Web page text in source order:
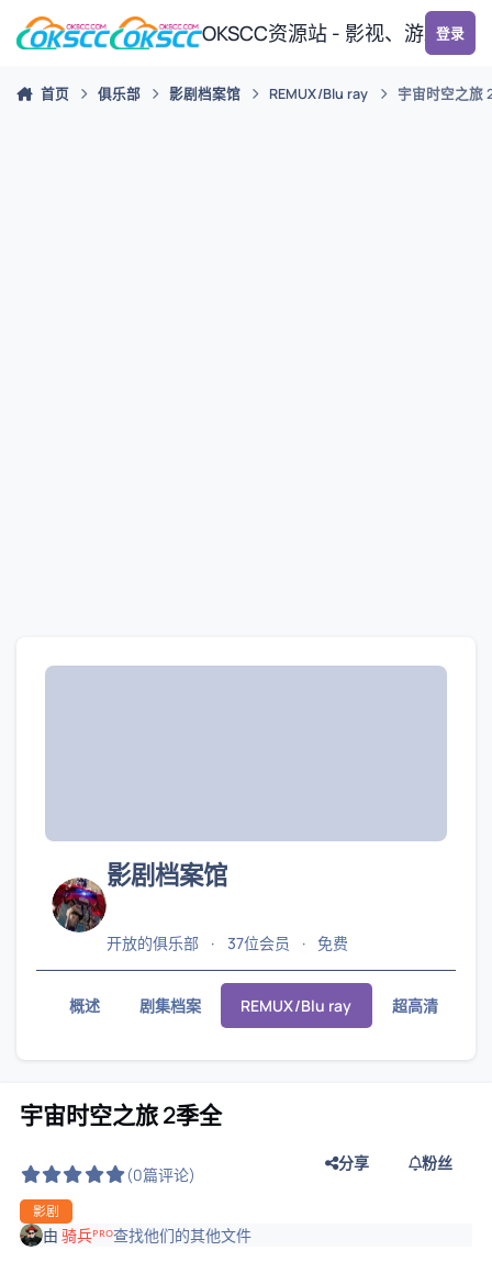
跳转到帖子
OKSCC资源站 - 影视、游戏、
登录
首页 俱乐部 影剧档案馆 REMUX/Blu ray 宇宙时空之旅
影剧档案馆
开放的俱乐部 37位会员 免费
概述 剧集档案 REMUX/Blu ray 超高清
宇宙时空之旅 2季全
(0篇评论)
影剧
分享 粉丝
由骑兵ᴾᴿᴼ查找他们的其他文件